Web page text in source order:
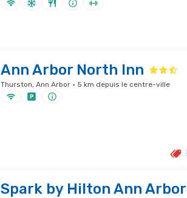
Ann Arbor North Inn
Thurston, Ann Arbor · 5 km depuis le centre-ville
Spark by Hilton Ann Arbor